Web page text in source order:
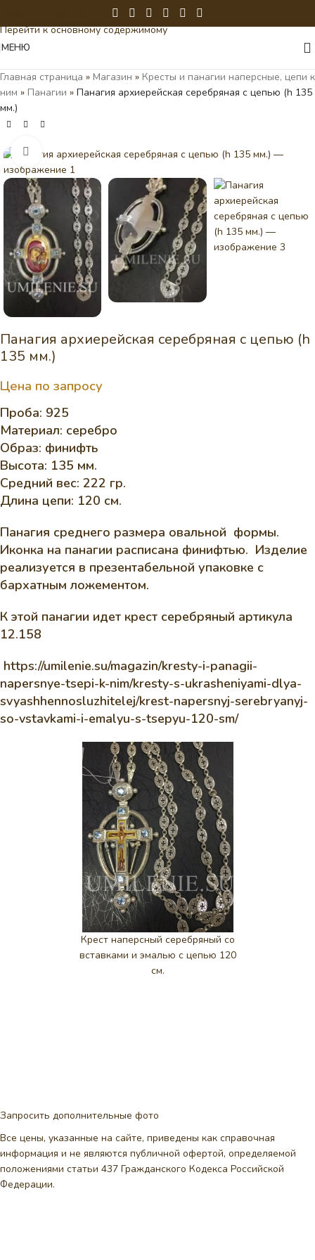
Перейти к основному содержимому
МЕНЮ
Главная страница » Магазин » Кресты и панагии наперсные, цепи к
ним » Панагии » Панагия архиерейская серебряная с цепью (h 135
мм.)
Нажмите, чтобы увеличить
Панагия архиерейская серебряная с цепью (h
135 мм.)
Цена по запросу
Проба: 925
Материал: серебро
Образ: финифть
Высота: 135 мм.
Средний вес: 222 гр.
Длина цепи: 120 см.
Панагия среднего размера овальной формы.
Иконка на панагии расписана финифтью. Изделие
реализуется в презентабельной упаковке с
бархатным ложементом.
К этой панагии идет крест серебряный артикула
12.158
https://umilenie.su/magazin/kresty-i-panagii-
napersnye-tsepi-k-nim/kresty-s-ukrasheniyami-dlya-
svyashhennosluzhitelej/krest-napersnyj-serebryanyj-
so-vstavkami-i-emalyu-s-tsepyu-120-sm/
Крест наперсный серебряный со
вставками и эмалью с цепью 120
см.
Запросить дополнительные фото
Все цены, указанные на сайте, приведены как справочная
информация и не являются публичной офертой, определяемой
положениями статьи 437 Гражданского Кодекса Российской
Федерации.